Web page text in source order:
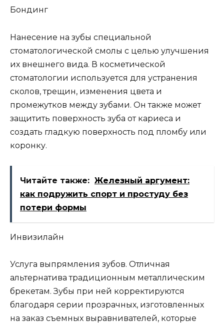
Бондинг
Нанесение на зубы специальной
стоматологической смолы с целью улучшения
их внешнего вида. В косметической
стоматологии используется для устранения
сколов, трещин, изменения цвета и
промежутков между зубами. Он также может
защитить поверхность зуба от кариеса и
создать гладкую поверхность под пломбу или
коронку.
Читайте также: Железный аргумент:
как подружить спорт и простуду без
потери формы
Инвизилайн
Услуга выпрямления зубов. Отличная
альтернатива традиционным металлическим
брекетам. Зубы при ней корректируются
благодаря серии прозрачных, изготовленных
на заказ съемных выравнивателей, которые